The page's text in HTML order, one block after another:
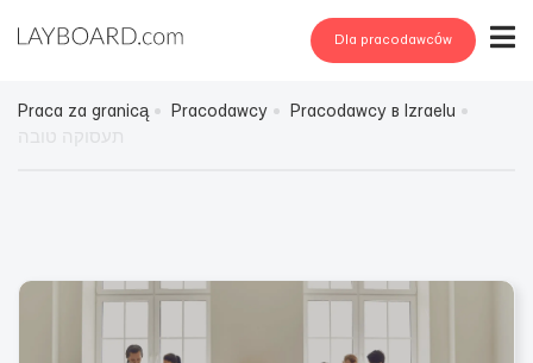
Dla pracodawców
Praca za granicą Pracodawcy
Pracodawcy в Izraelu